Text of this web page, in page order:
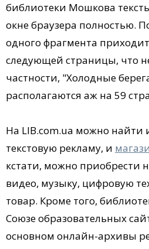
библиотеки Мошкова
окне браузера полностью.
одного фрагмента
следующей страницы, что
частности, "Холодные
располагаются аж на 59
На LIB.com.ua можно найти
текстовую рекламу, и
кстати, можно приобрести
видео, музыку, цифровую
товар. Кроме того,
Союзе образовательных
основном онлайн-архивы